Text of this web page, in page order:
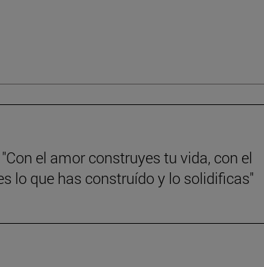
el amor construyes tu vida, con el
lo que has construído y lo solidificas"